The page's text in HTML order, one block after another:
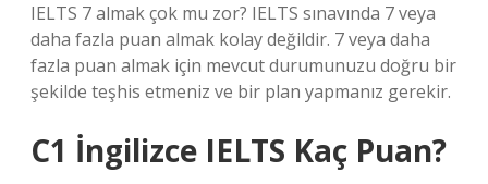
IELTS 7 almak çok mu zor? IELTS sınavında 7 veya
daha fazla puan almak kolay değildir. 7 veya daha
fazla puan almak için mevcut durumunuzu doğru bir
şekilde teşhis etmeniz ve bir plan yapmanız gerekir.
C1 İngilizce IELTS Kaç Puan?